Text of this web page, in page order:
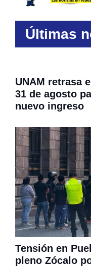
Últimas
UNAM retrasa
31 de agosto
nuevo ingreso
Tensión en
pleno Zócalo